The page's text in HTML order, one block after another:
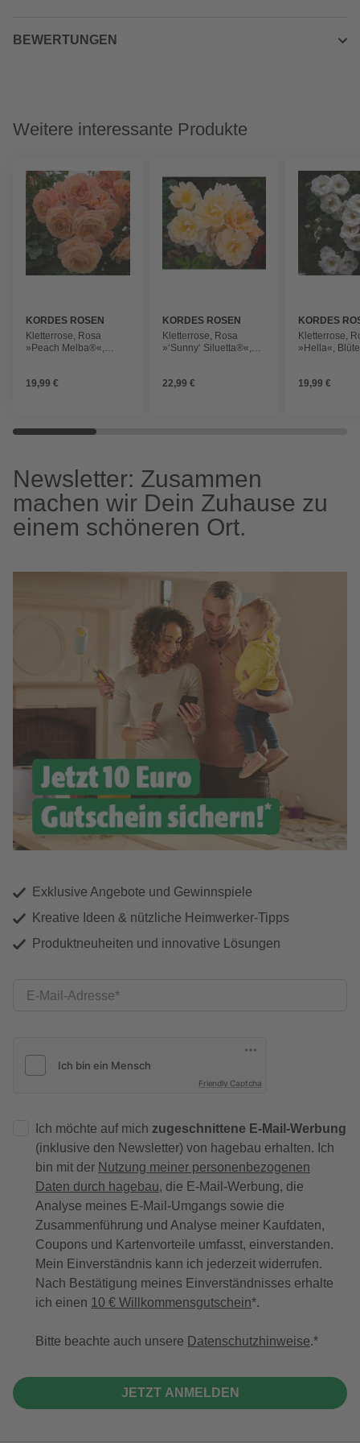
BEWERTUNGEN
Weitere interessante Produkte
KORDES ROSEN
Kletterrose, Rosa
»Peach Melba®«,
19,99 €
KORDES ROSEN
Kletterrose, Rosa
»‘Sunny‘ Siluetta®«,
22,99 €
KORDES
Kletterrose,
»Hella«,
19,99 €
Newsletter: Zusammen
machen wir Dein Zuhause zu
einem schöneren Ort.
Exklusive Angebote und Gewinnspiele
Kreative Ideen & nützliche Heimwerker-Tipps
Produktneuheiten und innovative Lösungen
E-Mail-Adresse
Friendly Captcha
Ich möchte auf mich zugeschnittene E-Mail-Werbung
(inklusive den Newsletter) von hagebau erhalten. Ich
bin mit der Nutzung meiner personenbezogenen
Daten durch hagebau, die E-Mail-Werbung, die
Analyse meines E-Mail-Umgangs sowie die
Zusammenführung und Analyse meiner Kaufdaten,
Coupons und Kartenvorteile umfasst, einverstanden.
Mein Einverständnis kann ich jederzeit widerrufen.
Nach Bestätigung meines Einverständnisses erhalte
ich einen 10 € Willkommensgutschein*.
Bitte beachte auch unsere Datenschutzhinweise.
JETZT ANMELDEN